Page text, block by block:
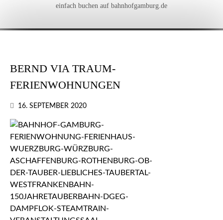
einfach buchen auf bahnhofgamburg.de
BERND VIA TRAUM-
FERIENWOHNUNGEN
16. SEPTEMBER 2020